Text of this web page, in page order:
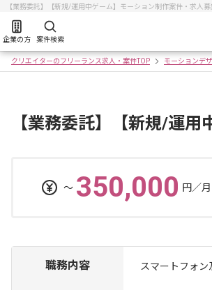
【業務委託】【新規/運用中ゲーム】モーション制作案件・求人
企業の方 案件検索
クリエイターのフリーランス求人・案件TOP モーションデ
【業務委託】【新規/運
〜 350,000 円／月
職務内容 スマートフォ